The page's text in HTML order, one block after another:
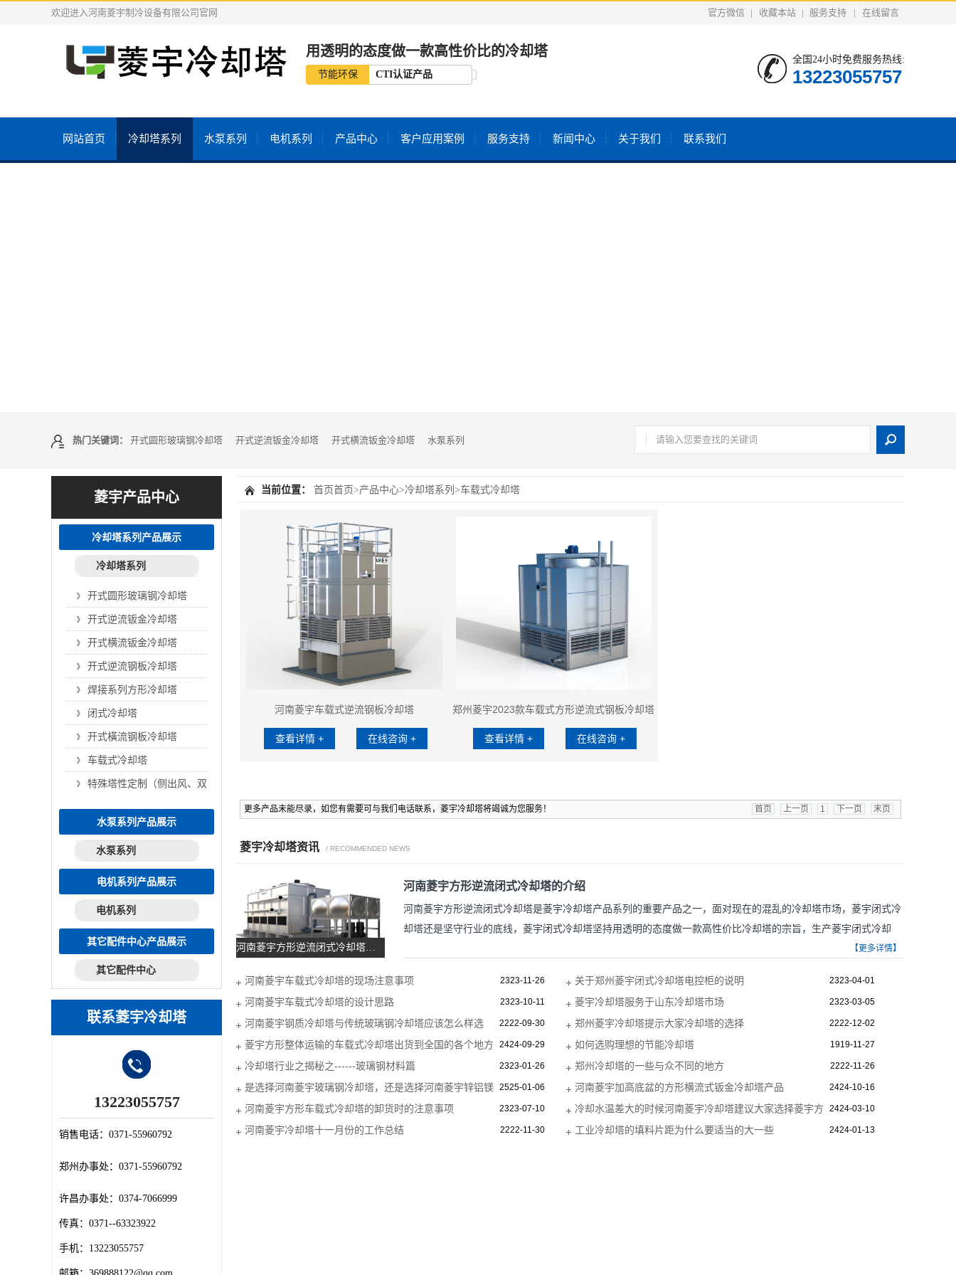
官方微信 | 收藏本站 | 服务支持 | 在线留言
欢迎进入河南菱宇制冷设备有限公司官网
用透明的态度做一款高性价比的冷却塔
节能环保 CTI认证产品
全国24小时免费服务热线:
13223055757
网站首页 冷却塔系列 水泵系列 电机系列 产品中心 客户应用案例 服务支持 新闻中心 关于我们 联系我们
热门关键词： 开式圆形玻璃钢冷却塔 开式逆流钣金冷却塔 开式横流钣金冷却塔 水泵系列
菱宇产品中心
冷却塔系列产品展示
冷却塔系列
开式圆形玻璃钢冷却塔
开式逆流钣金冷却塔
开式横流钣金冷却塔
开式逆流钢板冷却塔
焊接系列方形冷却塔
闭式冷却塔
开式橫流钢板冷却塔
车载式冷却塔
特殊塔性定制（侧出风、双层）
水泵系列产品展示
水泵系列
电机系列产品展示
电机系列
其它配件中心产品展示
其它配件中心
联系菱宇冷却塔
13223055757
销售电话： 0371-55960792
郑州办事处： 0371-55960792
许昌办事处： 0374-7066999
传真： 0371--63323922
手机： 13223055757
当前位置： 首页首页>产品中心>冷却塔系列 >车载式冷却塔
河南菱宇车载式逆流钢板冷却塔
查看详情 + 在线咨询 +
郑州菱宇2023款车载式方形逆流式钢板冷却塔
查看详情 + 在线咨询 +
更多产品未能尽录，如您有需要可与我们电话联系，菱宇冷却塔将竭诚为您服务！ 首页 上一页 1 下一页 末页
菱宇冷却塔资讯 / RECOMMENDED NEWS
河南菱宇方形逆流闭式冷却塔的介绍
河南菱宇方形逆流闭式冷却塔的介绍
河南菱宇方形逆流闭式冷却塔是菱宇冷却塔产品系列的重要产品之一，面对现在的混乱的冷却塔市场，菱宇闭式冷
却塔还是坚守行业的底线，菱宇闭式冷却塔坚持用透明的态度做一款高性价比冷却塔的宗旨，生产菱宇闭式冷却
塔。 河南菱宇方形逆流闭式冷却塔，喷淋水泵标准配置南方水泵，河南菱宇闭式冷却塔的喷淋水泵型号选用的是大
菱宇闭式冷却塔盘管的厚度为0.8--1.0，喷淋水泵的连接管道和阀件为南亚PVC材质，为了保证喷淋系统的正常运
行，菱宇闭式冷却塔的喷淋主管道上增加一个软连接。 河南菱宇闭式冷却塔的动力系统采用的明新风机，在目前国
内的闭式冷却塔行业里，明新风机的品牌值得大家的信任，面对大风量的风机，菱宇闭式冷却塔为了控制飞水量，
菱宇闭式冷却塔的收水器采用的是高效多维收水器，让菱宇闭式冷却塔达到节水的效果。 河南菱宇闭式冷却塔的钢
结构材质均是锌铝镁钢板，锌铝镁钢板具有自愈功能，保证锌铝镁钢板冷却塔使用年限，河南菱宇闭式冷却塔的基
础框架为热镀锌材质。
【更多详情】
2323-11-26
河南菱宇车载式冷却塔的现场注意事项 2323-04-01
关于郑州菱宇闭式冷却塔电控柜的说明
2323-10-11
河南菱宇车载式冷却塔的设计思路 2323-03-05
菱宇冷却塔服务于山东冷却塔市场
2222-09-30
河南菱宇钢质冷却塔与传统玻璃钢冷却塔应该怎么样选
择？
2222-12-02
郑州菱宇冷却塔提示大家冷却塔的选择
2424-09-29
菱宇方形整体运输的车载式冷却塔出货到全国的各个地方 1919-11-27
如何选购理想的节能冷却塔
2323-01-26
冷却塔行业之揭秘之------玻璃钢材料篇 2222-11-26
郑州冷却塔的一些与众不同的地方
2525-01-06
是选择河南菱宇玻璃钢冷却塔，还是选择河南菱宇锌铝镁
钣金工艺的冷却塔？
2424-10-16
河南菱宇加高底盆的方形横流式钣金冷却塔产品
2323-07-10
河南菱宇方形车载式冷却塔的卸货时的注意事项 2424-03-10
冷却水温差大的时候河南菱宇冷却塔建议大家选择菱宇方
形逆流式钣金冷却塔
2222-11-30
河南菱宇冷却塔十一月份的工作总结 2424-01-13
工业冷却塔的填料片距为什么要适当的大一些